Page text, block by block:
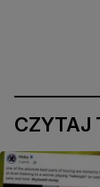
CZYTAJ